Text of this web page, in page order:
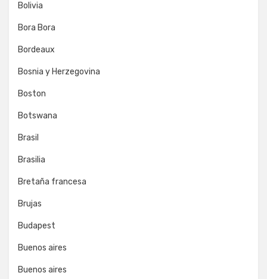
Bolivia
Bora Bora
Bordeaux
Bosnia y Herzegovina
Boston
Botswana
Brasil
Brasilia
Bretaña francesa
Brujas
Budapest
Buenos aires
Buenos aires